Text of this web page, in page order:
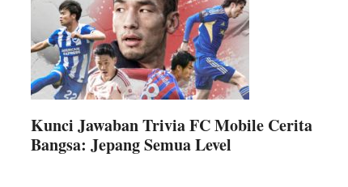
Kunci Jawaban Trivia FC Mobile Cerita
Bangsa: Jepang Semua Level